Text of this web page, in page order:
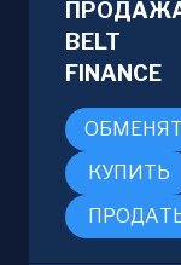
BELT
FINANCE
КУПИТЬ